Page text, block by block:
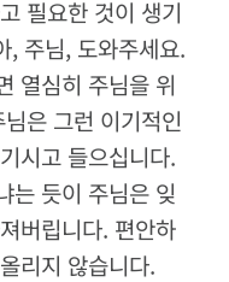
필요한 것이 생기
, 주님, 도와주세요.
열심히 주님을 위
은 그런 이기적인
시고 들으십니다.
는 듯이 주님은 잊
버립니다. 편안하
리지 않습니다.